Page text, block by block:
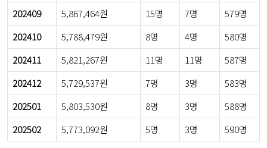
202409
5,867,464원 15명 7명
579명
202410
5,788,479원 8명 4명
580명
202411
5,821,267원 11명 11명
587명
202412
5,729,537원 7명 3명
583명
202501
5,803,530원 8명 3명
588명
202502
5,773,092원 5명 3명 590명